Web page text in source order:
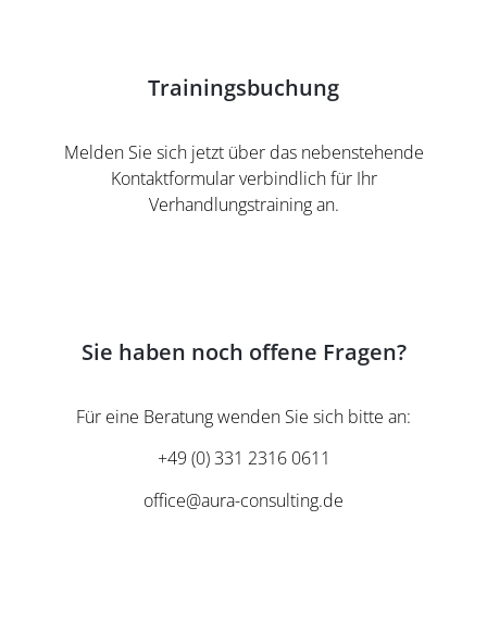
Trainingsbuchung
Melden Sie sich jetzt über das nebenstehende
Kontaktformular verbindlich für Ihr
Verhandlungstraining an.
Sie haben noch offene Fragen?
Für eine Beratung wenden Sie sich bitte an:
+49 (0) 331 2316 0611
office@aura-consulting.de